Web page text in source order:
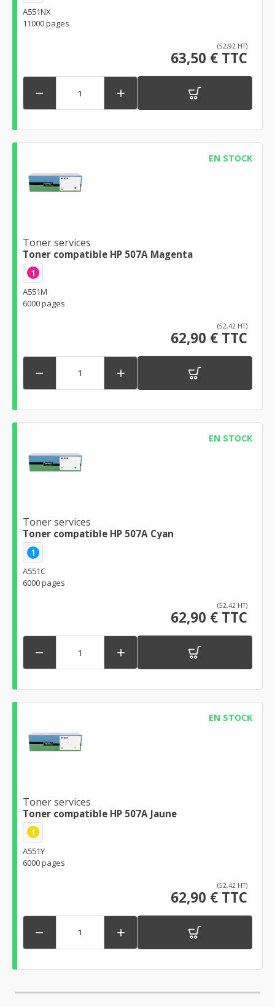
A551NX
11000 pages
(52,92 HT)
63,50 € TTC
 
EN STOCK
Toner services
Toner compatible HP 507A Magenta
1
A551M
6000 pages
(52,42 HT)
62,90 € TTC
 
EN STOCK
Toner services
Toner compatible HP 507A Cyan
1
A551C
6000 pages
(52,42 HT)
62,90 € TTC
 
EN STOCK
Toner services
Toner compatible HP 507A Jaune
1
A551Y
6000 pages
(52,42 HT)
62,90 € TTC
 